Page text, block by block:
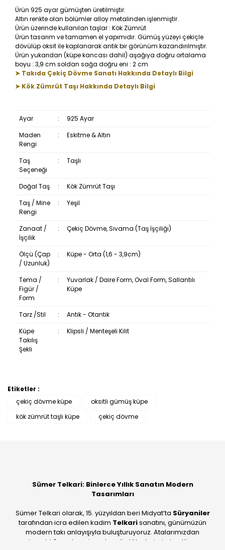
Ürün 925 ayar gümüşten üretilmiştir.
Altın renkte olan bölümler alloy metalinden işlenmiştir.
Ürün üzerinde kullanılan taşlar : Kök Zümrüt
Ürün tasarım ve tamamen el yapımıdır. Gümüş yüzeyi çekiçle
dövülüp oksit ile kaplanarak antik bir görünüm kazandırılmıştır.
Ürün yukarıdan (küpe kancası dahil) aşağıya doğru ortalama
boyu : 3,9 cm soldan sağa doğru eni : 2 cm
➤ Takıda Çekiç Dövme Sanatı Hakkında Detaylı Bilgi
➤ Kök Zümrüt Taşı Hakkında Detaylı Bilgi
Ayar :
925 Ayar
Maden
Rengi
: Eskitme & Altın
Taş
Seçeneği
: Taşlı
Doğal Taş :
Kök Zümrüt Taşı
Taş / Mine
Rengi
: Yeşil
Zanaat /
İşçilik
: Çekiç Dövme, Sıvama (Taş İşçiliği)
Ölçü (Çap
/ Uzunluk)
: Küpe - Orta (1,6 - 3,9cm)
Tema /
Figür /
Form
:
Yuvarlak / Daire Form, Oval Form, Sallantılı
Küpe
Tarz /Stil :
Antik - Otantik
Küpe
Takılış
Şekli
: Klipsli / Menteşeli Kilit
Bu ürüne ilk yorumu siz yapın!
Etiketler :
çekiç dövme küpe
oksitli gümüş küpe
kök zümrüt taşlı küpe
çekiç dövme
Sümer Telkari: Binlerce Yıllık Sanatın Modern
Tasarımları
Sümer Telkari olarak, 15. yüzyıldan beri Midyat’ta Süryaniler
tarafından icra edilen kadim Telkarisanatını, günümüzün
modern takı anlayışıyla buluşturuyoruz. Atalarımızdan
devraldığımız bu mirası; kendi atölyelerimizde, dünya